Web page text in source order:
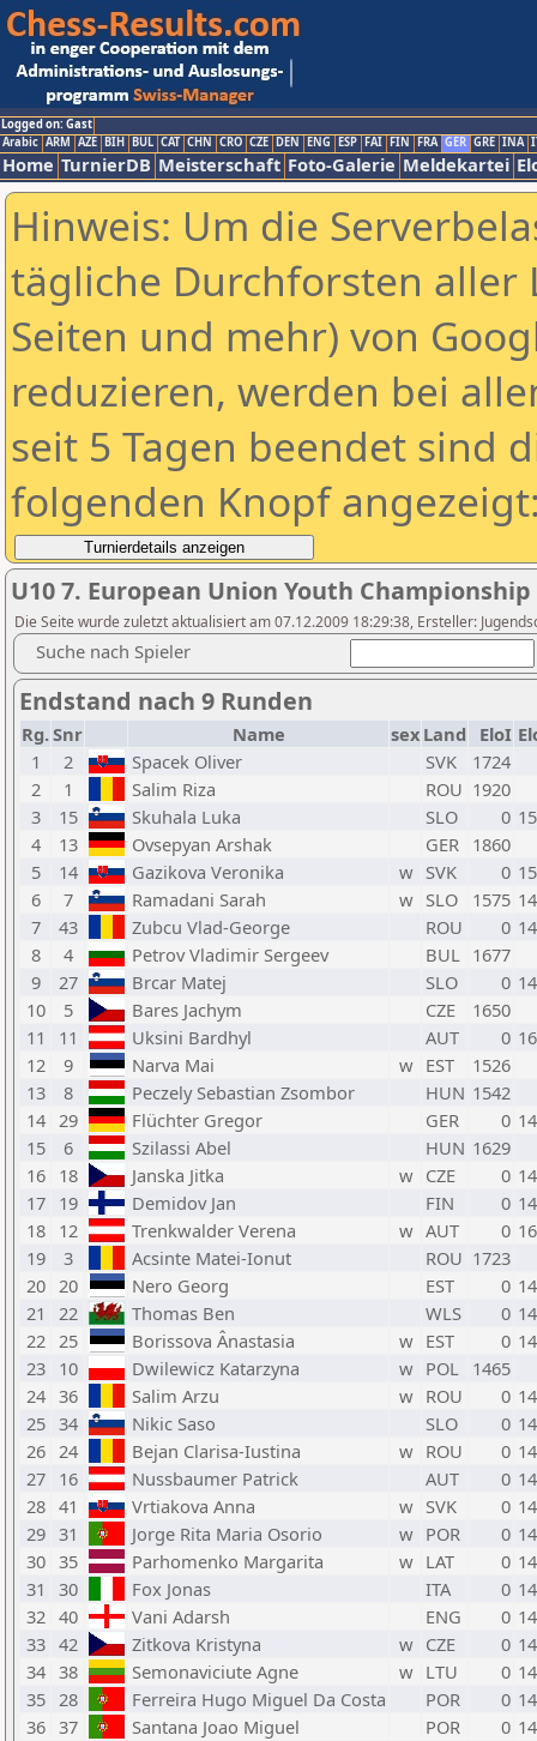
Logged on: Gast
Arabic ARM AZE BIH BUL CAT CHN CRO CZE DEN ENG ESP FAI FIN FRA GER GRE INA
Home TurnierDB Meisterschaft Foto-Galerie Meldekartei
Hinweis: Um die
tägliche Durchforsten aller
Seiten und mehr) von
reduzieren, werden bei
seit 5 Tagen beendet sind
folgenden Knopf
U10 7. European Union Youth Championship
Die Seite wurde zuletzt aktualisiert am 07.12.2009 18:29:38, Ersteller:
Suche nach Spieler
Endstand nach 9 Runden
Rg.Snr Name sex Land EloI
1
2 Spacek Oliver SVK
1724
2
1 Salim Riza ROU 1920
3
15 Skuhala Luka SLO 0
4
13 Ovsepyan Arshak GER 1860
5
14 Gazikova Veronika w SVK 0
6
7 Ramadani Sarah w SLO 1575
7
43 Zubcu Vlad-George ROU 0
8
4 Petrov Vladimir Sergeev BUL 1677
9
27 Brcar Matej SLO 0
10
5 Bares Jachym CZE
1650
11
11 Uksini Bardhyl AUT 0
12
9 Narva Mai w EST
1526
13
8 Peczely Sebastian Zsombor HUN 1542
14 29 Flüchter Gregor GER 0
15
6 Szilassi Abel HUN 1629
16 18 Janska Jitka w CZE 0
17 19 Demidov Jan FIN 0
18 12 Trenkwalder Verena w AUT 0
19
3 Acsinte Matei-Ionut ROU 1723
20 20 Nero Georg EST 0
21
22 Thomas Ben WLS 0
22 25 Borissova Ânastasia w EST 0
23 10 Dwilewicz Katarzyna w POL 1465
24 36 Salim Arzu w ROU 0
25 34 Nikic Saso SLO 0
26 24 Bejan Clarisa-Iustina w ROU 0
27 16 Nussbaumer Patrick AUT 0
28 41 Vrtiakova Anna w SVK 0
29 31 Jorge Rita Maria Osorio w POR 0
30 35 Parhomenko Margarita w LAT 0
31
30 Fox Jonas ITA 0
32 40 Vani Adarsh ENG 0
33 42 Zitkova Kristyna w CZE 0
34 38 Semonaviciute Agne w LTU 0
35 28 Ferreira Hugo Miguel Da Costa POR 0
36 37 Santana Joao Miguel POR 0